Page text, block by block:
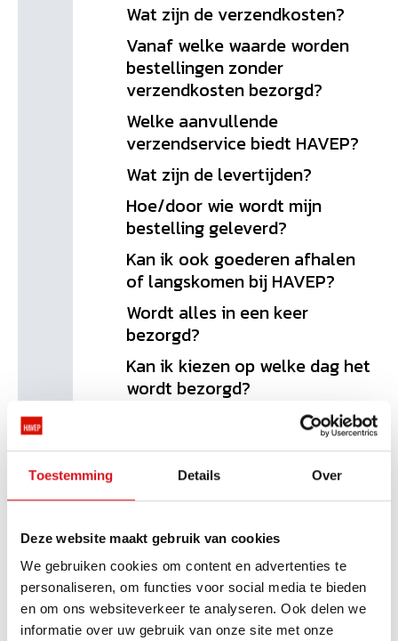
Toestemming Details Over
Deze website maakt gebruik van cookies
We gebruiken cookies om content en advertenties te
personaliseren, om functies voor social media te bieden
en om ons websiteverkeer te analyseren. Ook delen we
informatie over uw gebruik van onze site met onze
Wat zijn de verzendkosten?
Vanaf welke waarde worden
bestellingen zonder
verzendkosten bezorgd?
Welke aanvullende
verzendservice biedt HAVEP?
Wat zijn de levertijden?
Hoe/door wie wordt mijn
bestelling geleverd?
Kan ik ook goederen afhalen
of langskomen bij HAVEP?
Wordt alles in een keer
bezorgd?
Kan ik kiezen op welke dag het
wordt bezorgd?
Als ik een artikel vandaag
besteld, kan het dan morgen al
geleverd worden?
Hoe kan ik een artikel
Wat zijn de kosten bij het
retourneren van een artikel?
Hoe wordt een klacht in
behandeling genomen?